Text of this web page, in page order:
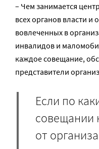
– Чем занимается
всех органов власти
вовлеченных в
инвалидов и
каждое совещание,
представители
Если по
совещании
от